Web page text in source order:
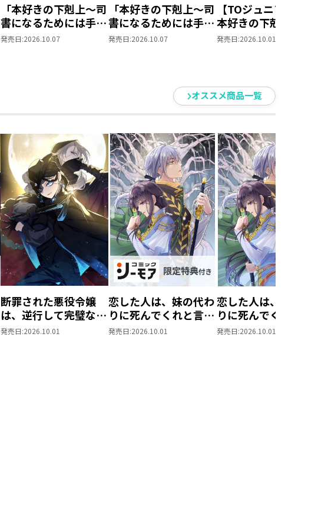
「本好きの下剋上～司
書になるためには手段
を選んでいられません
発売日:2026.10.07
「本好きの下剋上～司
書になるためには手段
を選んでいられません
発売日:2026.10.07
【TOジュニア文庫】
本好きの下剋上 第
部 領主の養女１０
発売日:2026.10.01
オススメ商品一覧
断罪された悪役令嬢
は、逆行して完璧な悪
女を目指す@COMIC
発売日:2026.10.01
恋した人は、妹の代わ
りに死んでくれと言っ
た。―妹と結婚した片
発売日:2026.10.01
恋した人は、妹の代
りに死んでくれと言
た。―妹と結婚した
発売日:2026.10.01